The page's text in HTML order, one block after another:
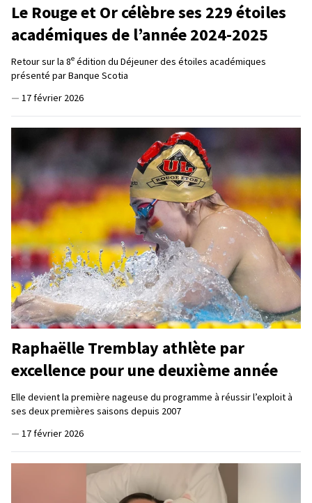
Le Rouge et Or célèbre ses 229 étoiles
académiques de l’année 2024-2025
Retour sur la 8e édition du Déjeuner des étoiles académiques
présenté par Banque Scotia
— 17 février 2026
Raphaëlle Tremblay athlète par
excellence pour une deuxième année
Elle devient la première nageuse du programme à réussir l’exploit à
ses deux premières saisons depuis 2007
— 17 février 2026